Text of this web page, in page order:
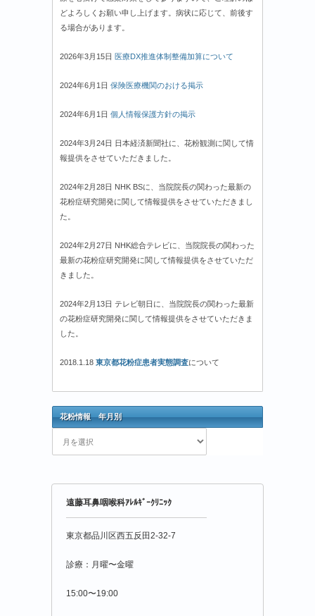
どよろしくお願い申し上げます。病状に応じて、前後す
る場合があります。
2026年3月15日 医療DX推進体制整備加算について
2024年6月1日 保険医療機関のおける掲示
2024年6月1日 個人情報保護方針の掲示
2024年3月24日 日本経済新聞社に、花粉観測に関して情
報提供をさせていただきました。
2024年2月28日 NHK BSに、当院院長の関わった最新の
花粉症研究開発に関して情報提供をさせていただきまし
た。
2024年2月27日 NHK総合テレビに、当院院長の関わった
最新の花粉症研究開発に関して情報提供をさせていただ
きました。
2024年2月13日 テレビ朝日に、当院院長の関わった最新
の花粉症研究開発に関して情報提供をさせていただきま
した。
2018.1.18 東京都花粉症患者実態調査について
花粉情報 年月別
花
粉
遠藤耳鼻咽喉科ｱﾚﾙｷﾞｰｸﾘﾆｯｸ
東京都品川区西五反田2-32-7
診療：月曜〜金曜
15:00〜19:00